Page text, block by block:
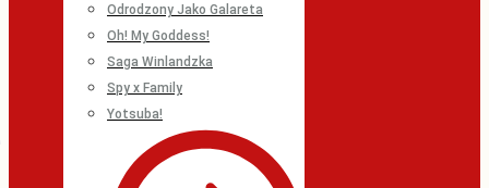
Odrodzony Jako Galareta
Oh! My Goddess!
Saga Winlandzka
Spy x Family
Yotsuba!